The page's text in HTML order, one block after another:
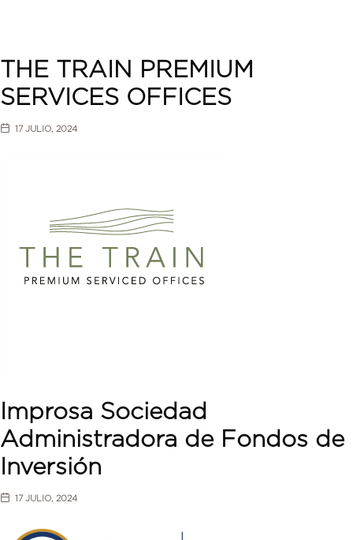
THE TRAIN PREMIUM
SERVICES OFFICES
17 JULIO, 2024
Improsa Sociedad
Administradora de Fondos de
Inversión
17 JULIO, 2024